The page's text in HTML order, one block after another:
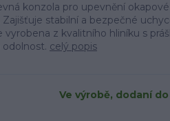
konzola pro upevnění
stabilní a bezpečné
z kvalitního hliníku s
celý popis
Ve výrobě, dodaní do